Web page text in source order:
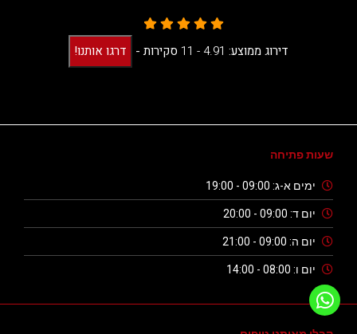
דירוג ממוצע: 4.91 -
11 סקירות - דרגו אותנו!
שעות פתיחה
ימים א-ג: 09:00 - 19:00
יום ד: 09:00 - 20:00
יום ה: 09:00 - 21:00
יום ו: 08:00 - 14:00